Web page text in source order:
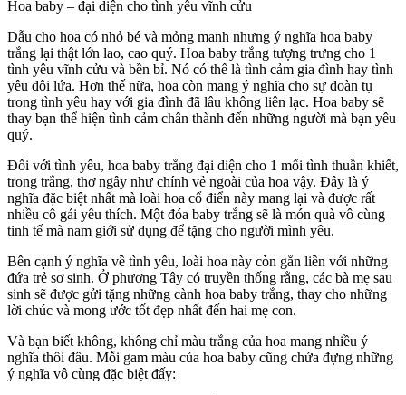
Hoa baby – đại diện cho tình yêu vĩnh cửu
Dẫu cho hoa có nhỏ bé và mỏng manh nhưng ý nghĩa hoa baby
trắng lại thật lớn lao, cao quý. Hoa baby trắng tượng trưng cho 1
tình yêu vĩnh cửu và bền bỉ. Nó có thể là tình cảm gia đình hay tình
yêu đôi lứa. Hơn thế nữa, hoa còn mang ý nghĩa cho sự đoàn tụ
trong tình yêu hay với gia đình đã lâu không liên lạc. Hoa baby sẽ
thay bạn thể hiện tình cảm chân thành đến những người mà bạn yêu
quý.
Đối với tình yêu, hoa baby trắng đại diện cho 1 mối tình thuần khiết,
trong trắng, thơ ngây như chính vẻ ngoài của hoa vậy. Đây là ý
nghĩa đặc biệt nhất mà loài hoa cổ điển này mang lại và được rất
nhiều cô gái yêu thích. Một đóa baby trắng sẽ là món quà vô cùng
tinh tế mà nam giới sử dụng để tặng cho người mình yêu.
Bên cạnh ý nghĩa về tình yêu, loài hoa này còn gắn liền với những
đứa trẻ sơ sinh. Ở phương Tây có truyền thống rằng, các bà mẹ sau
sinh sẽ được gửi tặng những cành hoa baby trắng, thay cho những
lời chúc và mong ước tốt đẹp nhất đến hai mẹ con.
Và bạn biết không, không chỉ màu trắng của hoa mang nhiều ý
nghĩa thôi đâu. Mỗi gam màu của hoa baby cũng chứa đựng những
ý nghĩa vô cùng đặc biệt đấy: